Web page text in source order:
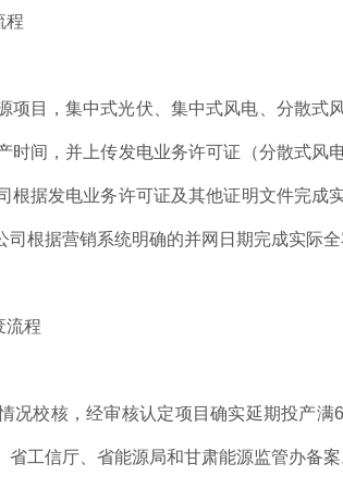
程
项目，集中式光伏、集中式风电、分散式
时间，并上传发电业务许可证（分散式风
根据发电业务许可证及其他证明文件完成
根据营销系统明确的并网日期完成实际全
流程
况校核，经审核认定项目确实延期投产
工信厅、省能源局和甘肃能源监管办备案